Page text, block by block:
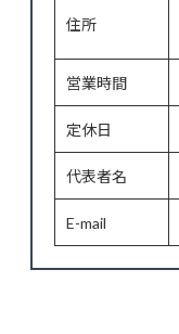
住所
営業時間
定休日
代表者名
E-mail